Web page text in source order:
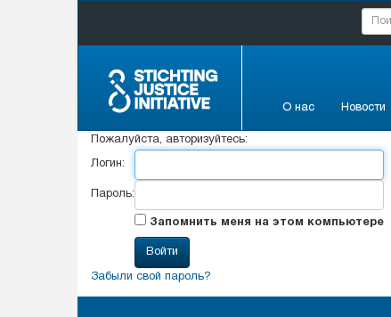
О нас Новости
Пожалуйста, авторизуйтесь:
Логин:
Пароль:
Запомнить меня на этом компьютере
Забыли свой пароль?